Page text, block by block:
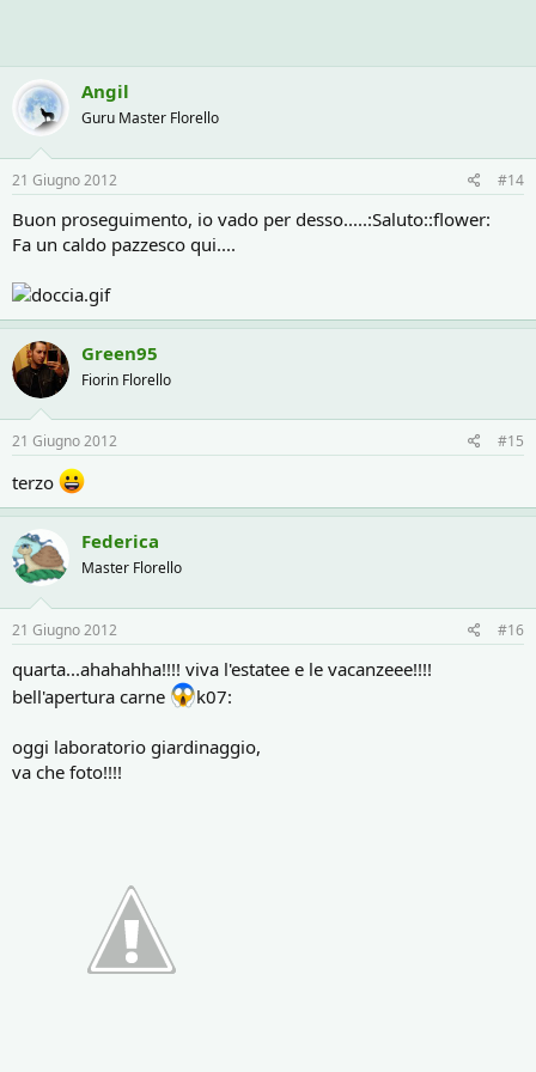
Angil
Guru Master Florello
21 Giugno 2012 #14
Buon proseguimento, io vado per desso.....:Saluto::flower:
Fa un caldo pazzesco qui....
Green95
Fiorin Florello
21 Giugno 2012 #15
terzo
Federica
Master Florello
21 Giugno 2012 #16
quarta...ahahahha!!!! viva l'estatee e le vacanzeee!!!!
bell'apertura carne
k07:
oggi laboratorio giardinaggio,
va che foto!!!!